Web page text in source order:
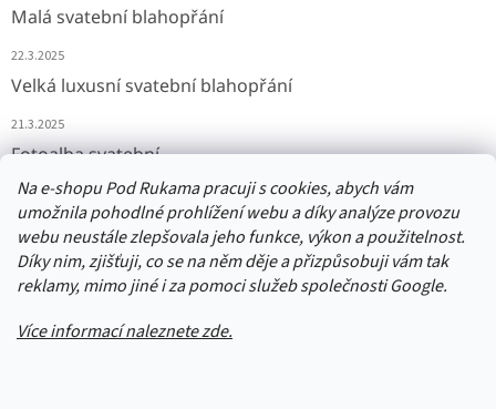
Na e-shopu Pod Rukama pracuji s cookies, abych vám
umožnila pohodlné prohlížení webu a díky analýze provozu
webu neustále zlepšovala jeho funkce, výkon a použitelnost.
Díky nim, zjišťuji, co se na něm děje a přizpůsobuji vám tak
reklamy, mimo jiné i za pomoci služeb společnosti Google.
Více informací naleznete zde.
Malá svatební blahopřání
22.3.2025
Velká luxusní svatební blahopřání
21.3.2025
Fotoalba svatební
11.3.2025
Přijímáme online platby